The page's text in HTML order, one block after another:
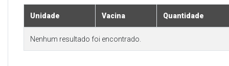
Unidade Vacina Quantidade
Nenhum resultado foi encontrado.